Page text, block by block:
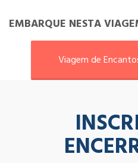
EMBARQUE NESTA
Viagem de